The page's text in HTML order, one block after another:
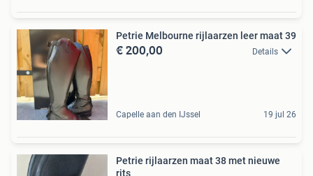
Petrie Melbourne rijlaarzen leer maat 39
€ 200,00 Details
Capelle aan den IJssel 19 jul 26
Petrie rijlaarzen maat 38 met nieuwe
rits